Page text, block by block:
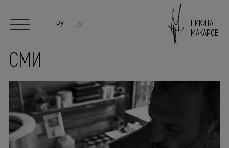
О художнике
Живопись
РУ EN
НИКИТА
МАКАРОВ
СМИ